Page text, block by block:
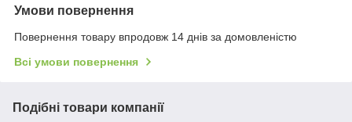
Умови повернення
Повернення товару впродовж 14 днів за домовленістю
Всі умови повернення
Подібні товари компанії